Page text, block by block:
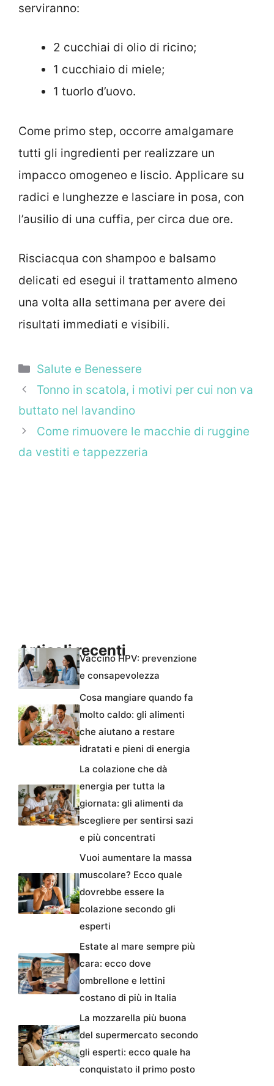
serviranno:
2 cucchiai di olio di ricino;
1 cucchiaio di miele;
1 tuorlo d’uovo.
Come primo step, occorre amalgamare
tutti gli ingredienti per realizzare un
impacco omogeneo e liscio. Applicare su
radici e lunghezze e lasciare in posa, con
l’ausilio di una cuffia, per circa due ore.
Risciacqua con shampoo e balsamo
delicati ed esegui il trattamento almeno
una volta alla settimana per avere dei
risultati immediati e visibili.
Categorie
Salute e Benessere
Tonno in scatola, i motivi per cui non va
buttato nel lavandino
Come rimuovere le macchie di ruggine
da vestiti e tappezzeria
Articoli recentiVaccino HPV: prevenzione
e consapevolezza
Cosa mangiare quando fa
molto caldo: gli alimenti
che aiutano a restare
idratati e pieni di energia
La colazione che dà
energia per tutta la
giornata: gli alimenti da
scegliere per sentirsi sazi
e più concentrati
Vuoi aumentare la massa
muscolare? Ecco quale
dovrebbe essere la
colazione secondo gli
esperti
Estate al mare sempre più
cara: ecco dove
ombrellone e lettini
costano di più in Italia
La mozzarella più buona
del supermercato secondo
gli esperti: ecco quale ha
conquistato il primo posto